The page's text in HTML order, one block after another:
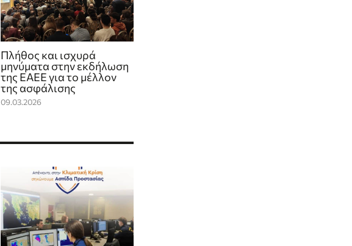
Πλήθος και ισχυρά
μηνύματα στην εκδήλωση
της ΕΑΕΕ για το μέλλον
της ασφάλισης
09.03.2026